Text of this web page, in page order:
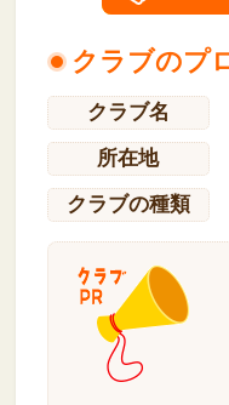
クラブのプ
クラブ名
所在地
クラブの種類